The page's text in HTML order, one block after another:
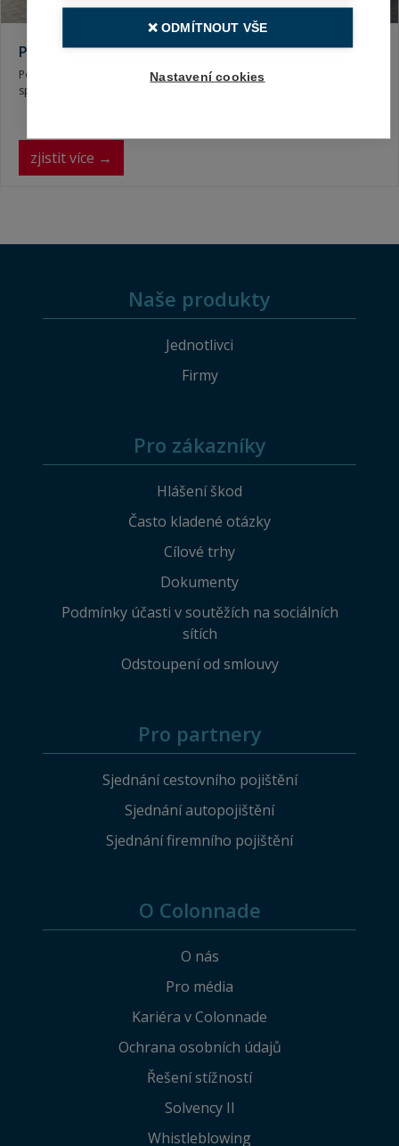
Pojištění MotoGAP
Pojištění pořizovací ceny pro dvou-čtyřkolová motorová vozidla
spadající do kategorie L.
zjistit více →
Naše produkty
Jednotlivci
Firmy
Pro zákazníky
Hlášení škod
Často kladené otázky
Cílové trhy
Dokumenty
Podmínky účasti v soutěžích na sociálních
sítích
Odstoupení od smlouvy
Pro partnery
Sjednání cestovního pojištění
Sjednání autopojištění
Sjednání firemního pojištění
O Colonnade
O nás
Pro média
Kariéra v Colonnade
Ochrana osobních údajů
Řešení stížností
Solvency II
Whistleblowing
❌ ODMÍTNOUT VŠE
Nastavení cookies